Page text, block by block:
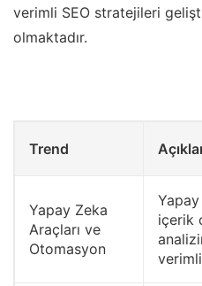
verimli SEO stratejileri
olmaktadır.
Trend
Yapay Zeka
Araçları ve
Otomasyon
içerik